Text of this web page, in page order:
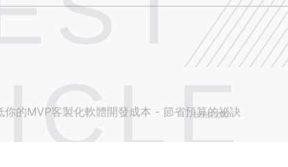
你的MVP客製化軟體開發成本 - 節省預算的祕訣